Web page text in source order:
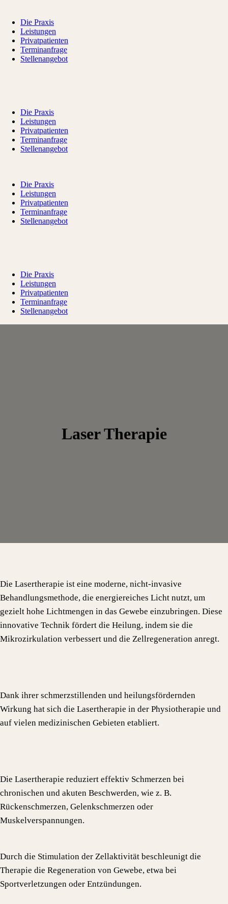
Die Praxis
Leistungen
Privatpatienten
Terminanfrage
Stellenangebot
Die Praxis
Leistungen
Privatpatienten
Terminanfrage
Stellenangebot
Die Praxis
Leistungen
Privatpatienten
Terminanfrage
Stellenangebot
Die Praxis
Leistungen
Privatpatienten
Terminanfrage
Stellenangebot
Laser Therapie
Die Lasertherapie ist eine moderne, nicht-invasive
Behandlungsmethode, die energiereiches Licht nutzt, um
gezielt hohe Lichtmengen in das Gewebe einzubringen. Diese
innovative Technik fördert die Heilung, indem sie die
Mikrozirkulation verbessert und die Zellregeneration anregt.
Dank ihrer schmerzstillenden und heilungsfördernden
Wirkung hat sich die Lasertherapie in der Physiotherapie und
auf vielen medizinischen Gebieten etabliert.
Die Lasertherapie reduziert effektiv Schmerzen bei
chronischen und akuten Beschwerden, wie z. B.
Rückenschmerzen, Gelenkschmerzen oder
Muskelverspannungen.
Durch die Stimulation der Zellaktivität beschleunigt die
Therapie die Regeneration von Gewebe, etwa bei
Sportverletzungen oder Entzündungen.